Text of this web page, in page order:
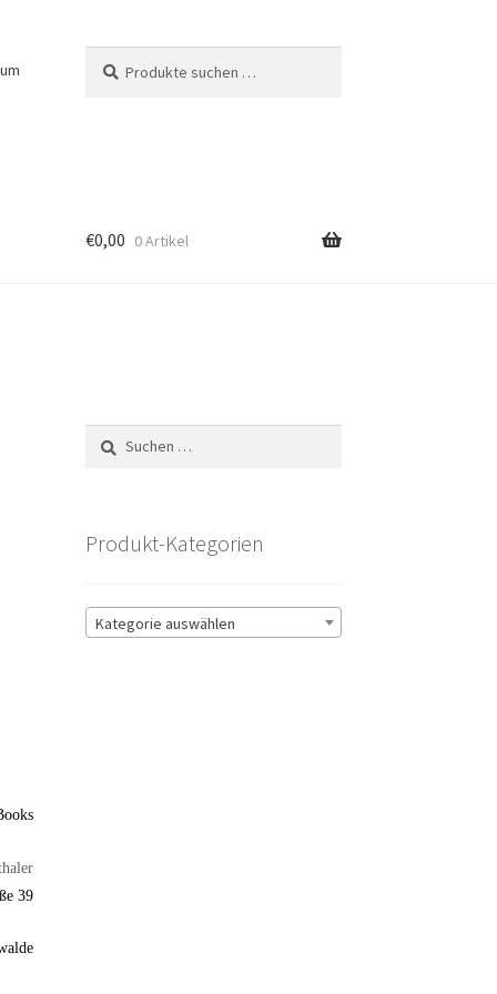
nach:
€0,00 0 Artikel
39
Suchen
nach:
Produkt-Kategorien
Kategorie auswählen